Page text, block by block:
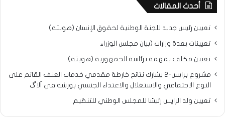
أحدث المقالات
تعيين رئيس جديد للجنة الوطنية لحقوق الإنسان (هويته)
تعيينات بعدة وزارات (بيان مجلس الوزراء
تعيين مكلف بمهمة برئاسة الجمهورية (هويته)
مشروع برابس-2 يشارك نتائح خارطة مقدمي خدمات العنف القائم على
النوع الاجتماعي والاستغلال والاعتداء الجنسي بورشة في ألاگ
تعيين ولد الرايس رئيسًا للمجلس الوطني للتنظيم